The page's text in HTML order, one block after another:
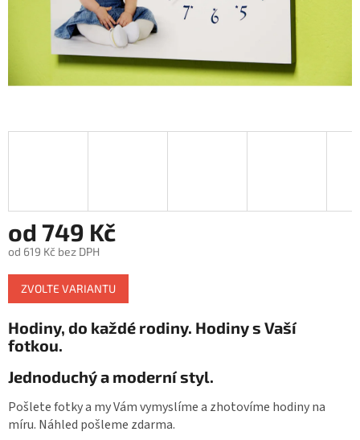
od 749 Kč
od 619 Kč bez DPH
Měrná
cena:
ZVOLTE VARIANTU
Hodiny, do každé rodiny. Hodiny s Vaší
fotkou.
Jednoduchý a moderní styl.
Pošlete fotky a my Vám vymyslíme a zhotovíme hodiny na
míru. Náhled pošleme zdarma.